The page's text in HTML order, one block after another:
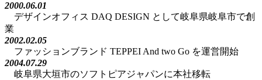
2000.06.01
デザインオフィス DAQ DESIGN として岐阜県岐阜市で創
業
2002.02.05
ファッションブランド TEPPEI And two Go を運営開始
2004.07.29
岐阜県大垣市のソフトピアジャパンに本社移転